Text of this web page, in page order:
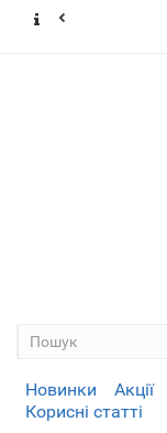
Новинки Акції
Корисні статті